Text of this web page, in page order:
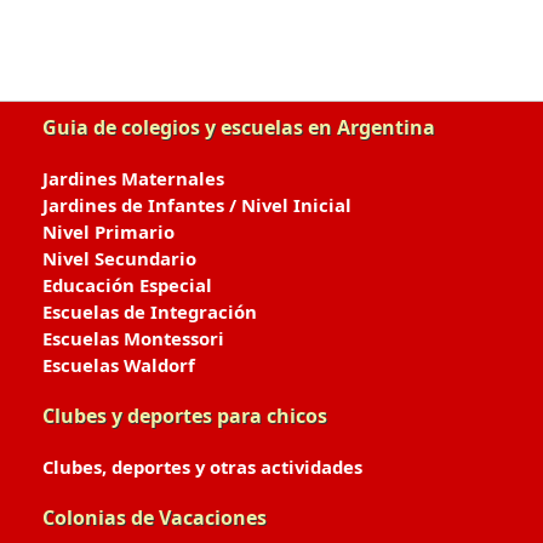
Guia de colegios y escuelas en Argentina
Jardines Maternales
Jardines de Infantes / Nivel Inicial
Nivel Primario
Nivel Secundario
Educación Especial
Escuelas de Integración
Escuelas Montessori
Escuelas Waldorf
Clubes y deportes para chicos
Clubes, deportes y otras actividades
Colonias de Vacaciones